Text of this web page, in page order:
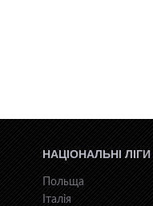
НАЦІОНАЛЬНІ ЛІГИ
Польща
Італія